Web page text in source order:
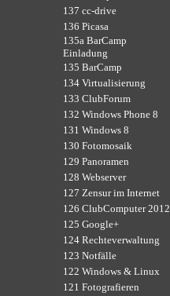
137 cc-drive
136 Picasa
135a BarCamp
Einladung
135 BarCamp
134 Virtualisierung
133 ClubForum
132 Windows Phone 8
131 Windows 8
130 Fotomosaik
129 Panoramen
128 Webserver
127 Zensur im Internet
126 ClubComputer 2012
125 Google+
124 Rechteverwaltung
123 Notfälle
122 Windows & Linux
121 Fotografieren